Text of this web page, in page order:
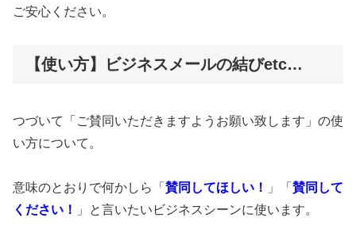
ご安心ください。
【使い方】ビジネスメールの結びetc…
つづいて「ご賛同いただきますようお願い致します」の使
い方について。
意味のとおりで何かしら「 賛同してほしい！ 」「 賛同して
ください！
」と言いたいビジネスシーンに使います。